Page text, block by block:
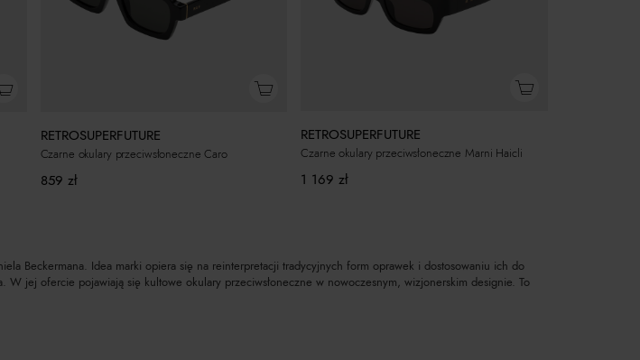
RETROSUPERFUTURE
Czarne okulary przeciwsłoneczne Caro
859 zł
RETROSUPERFUTURE
Czarne okulary przeciwsłoneczne Marni Haicli
1 169zł
Beckermana. Idea marki opiera się na reinterpretacji tradycyjnych form oprawek i dostosowaniu ich do
W jej ofercie pojawiają się kultowe okulary przeciwsłoneczne w nowoczesnym, wizjonerskim designie. To